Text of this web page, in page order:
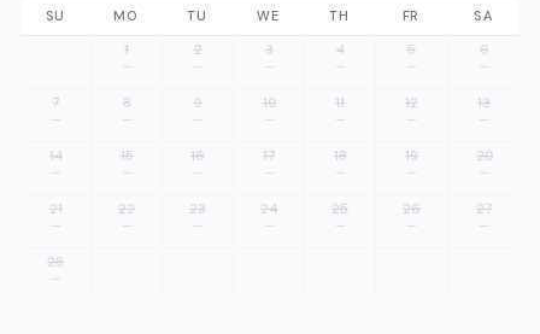
SU MO TU WE TH FR
SA
1
—
2
—
3
—
4
—
5
—
6
—
7
—
8
—
9
—
10
—
11
—
12
—
13
—
14
—
15
—
16
—
17
—
18
—
19
—
20
—
21
—
22
—
23
—
24
—
25
—
26
—
27
—
28
—